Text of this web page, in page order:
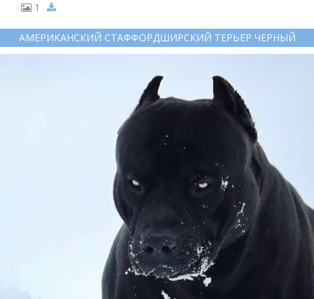
1
АМЕРИКАНСКИЙ СТАФФОРДШИРСКИЙ ТЕРЬЕР ЧЕРНЫЙ